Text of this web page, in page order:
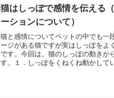
猫はしっぽで感情を伝える
ーションについて）
猫と感情についてペットの中でも一
ージがある猫ですが実はしっぽをよ
です。今回は、猫のしっぽの動きか
す。１．しっぽをくねくね動かして